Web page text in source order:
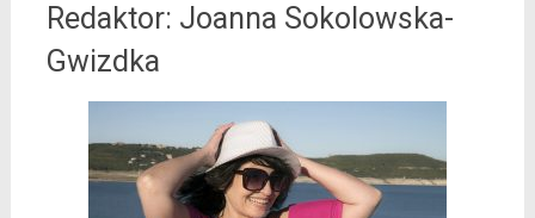
Redaktor: Joanna Sokolowska-
Gwizdka